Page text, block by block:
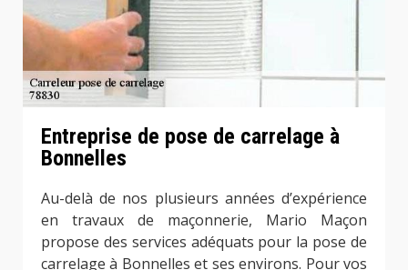
Entreprise de pose de carrelage à
Bonnelles
Au-delà de nos plusieurs années d’expérience
en travaux de maçonnerie, Mario Maçon
propose des services adéquats pour la pose de
carrelage à Bonnelles et ses environs. Pour vos